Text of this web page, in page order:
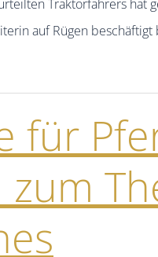
Traktorfahrers hat
auf Rügen
für